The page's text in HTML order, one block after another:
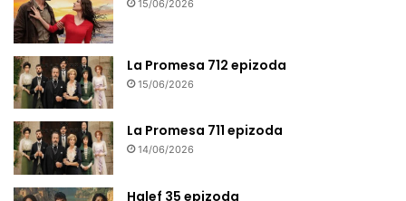
15/06/2026
La Promesa 712 epizoda
15/06/2026
La Promesa 711 epizoda
14/06/2026
Halef 35 epizoda